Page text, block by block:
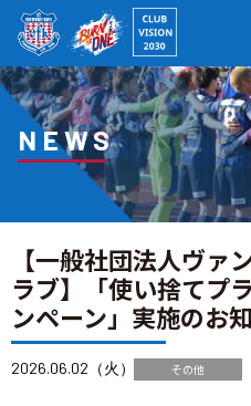
NEWS
【一般社団法人ヴァ
ラブ】「使い捨てプ
ンペーン」実施のお
2026.06.02（火） その他